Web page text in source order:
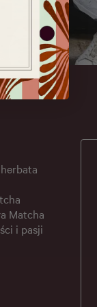
Matcha
i pasji